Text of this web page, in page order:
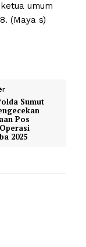
umum
(Maya s)
Sumut
Pos
2025